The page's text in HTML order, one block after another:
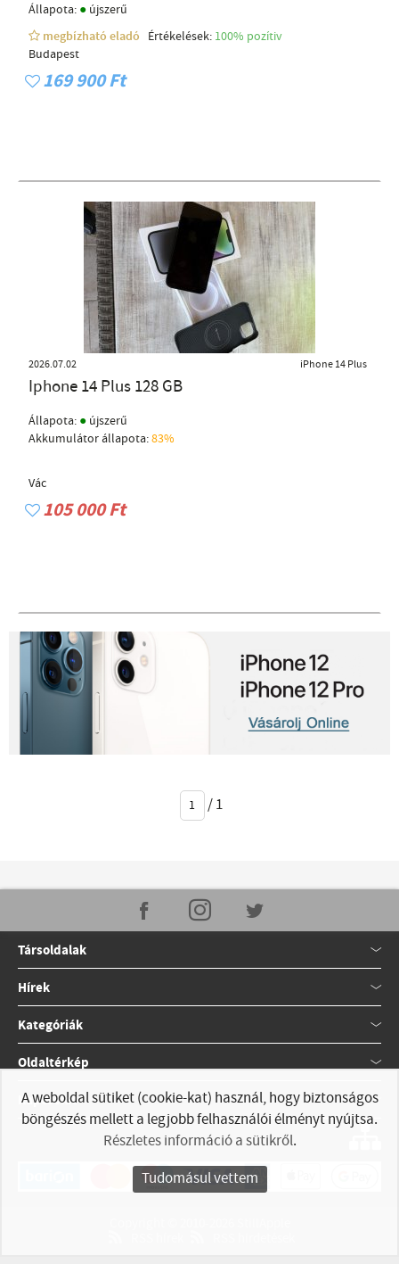
Állapota: ● újszerű
megbízható eladó
Értékelések: 100% pozítiv
Budapest
169 900 Ft
2026.07.02 iPhone 14 Plus
Iphone 14 Plus 128 GB
Állapota: ● újszerű
Akkumulátor állapota:83%
Vác
105 000 Ft
/1
Társoldalak
Hírek
Kategóriák
Oldaltérkép
Kapcsolat
A weboldal sütiket (cookie-kat) használ, hogy biztonságos
böngészés mellett a legjobb felhasználói élményt nyújtsa.
Részletes információ a sütikről.
Tudomásul vettem